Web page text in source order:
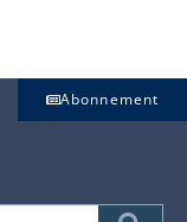
Abonnement